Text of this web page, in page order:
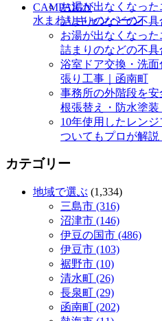
CAMPAIGN
水まわりキャンペーン
お湯が出なくなった
詰まりのなどの不具
お湯が出なくなっ
詰まりのなどの不具
浴室ドア交換・洗
張り工事｜函南町
事務所の外階段を
根張替え・防水塗
10年使用したレン
ついてもプロが解説
カテゴリー
地域で選ぶ (1,334)
三島市 (316)
沼津市 (146)
伊豆の国市 (486)
伊豆市 (103)
裾野市 (10)
清水町 (26)
長泉町 (29)
函南町 (202)